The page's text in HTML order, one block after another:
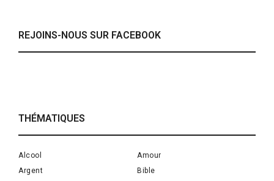
REJOINS-NOUS SUR FACEBOOK
THÉMATIQUES
Alcool
Amour
Argent
Bible